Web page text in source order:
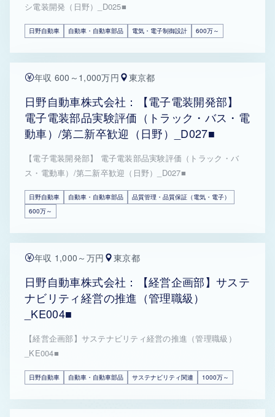
シ電装開発（日野）_D025■
日野自動車 自動車・自動車部品 電気・電子制御設計 600万～
年収 600～1,000万円 東京都
日野自動車株式会社：【電子電装開発部】
電子電装部品実験評価（トラック・バス・電
動車）/第二新卒歓迎（日野）_D027■
【電子電装開発部】 電子電装部品実験評価（トラック・バ
ス・電動車）/第二新卒歓迎（日野）_D027■
日野自動車 自動車・自動車部品
品質管理・品質保証（電気・電子）
600万～
年収 1,000～万円 東京都
日野自動車株式会社：【経営企画部】サステ
ナビリティ経営の推進（管理職級）
_KE004■
【経営企画部】サステナビリティ経営の推進（管理職級）
_KE004■
日野自動車 自動車・自動車部品 サステナビリティ関連 1000万～